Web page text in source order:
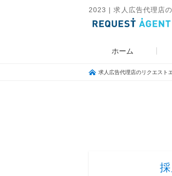
2023 | 求人広告代理店
ホーム
求人広告代理店のリクエスト